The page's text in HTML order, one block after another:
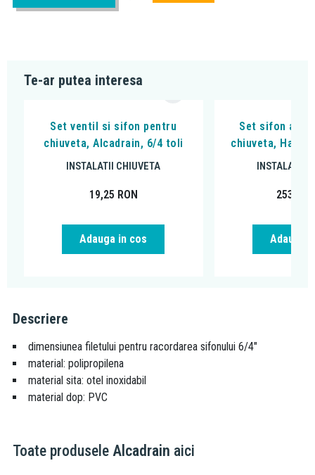
Te-ar putea interesa
Set ventil si sifon pentru
chiuveta, Alcadrain, 6/4 toli
INSTALATII CHIUVETA
19,25 RON
Adauga in cos
Set sifon
chiuveta,
INSTALATII
253,84
Adauga
Descriere
dimensiunea filetului pentru racordarea sifonului 6/4"
material: polipropilena
material sita: otel inoxidabil
material dop: PVC
Toate produsele Alcadrain aici